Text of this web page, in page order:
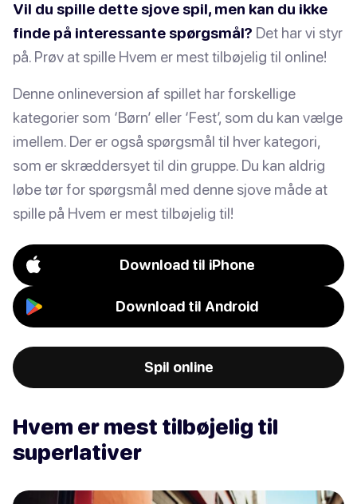
Vil du spille dette sjove spil, men kan du ikke
finde på interessante spørgsmål? Det har vi styr
på. Prøv at spille Hvem er mest tilbøjelig til online!
Denne onlineversion af spillet har forskellige
kategorier som ‘Børn’ eller ‘Fest’, som du kan vælge
imellem. Der er også spørgsmål til hver kategori,
som er skræddersyet til din gruppe. Du kan aldrig
løbe tør for spørgsmål med denne sjove måde at
spille på Hvem er mest tilbøjelig til!
Download til iPhone
Download til Android
Spil online
Hvem er mest tilbøjelig til
superlativer